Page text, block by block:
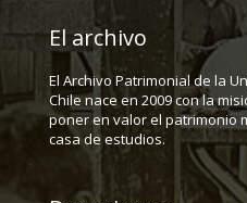
El archivo
El Archivo Patrimonial de la
Chile nace en 2009 con la
poner en valor el patrimonio
casa de estudios.